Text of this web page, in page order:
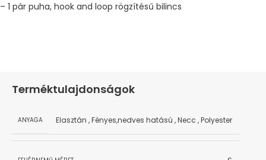
– 1 pár puha, hook and loop rögzítésű bilincs
Terméktulajdonságok
ANYAGA Elasztán ,Fényes,nedves hatású ,Necc ,Polyester